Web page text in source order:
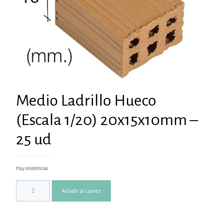
Medio Ladrillo Hueco
(Escala 1/20) 20x15x10mm –
25 ud
Hay existencias
Añadir al carrito